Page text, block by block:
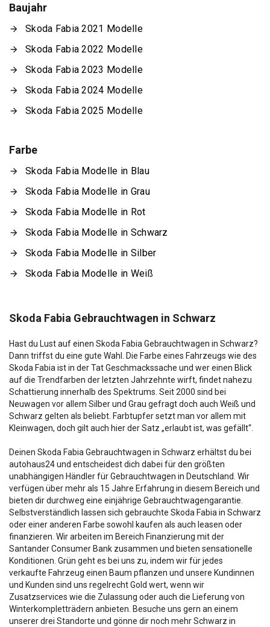
Baujahr
Skoda Fabia 2021 Modelle
Skoda Fabia 2022 Modelle
Skoda Fabia 2023 Modelle
Skoda Fabia 2024 Modelle
Skoda Fabia 2025 Modelle
Farbe
Skoda Fabia Modelle in Blau
Skoda Fabia Modelle in Grau
Skoda Fabia Modelle in Rot
Skoda Fabia Modelle in Schwarz
Skoda Fabia Modelle in Silber
Skoda Fabia Modelle in Weiß
Skoda Fabia Gebrauchtwagen in Schwarz
Hast du Lust auf einen Skoda Fabia Gebrauchtwagen in Schwarz?
Dann triffst du eine gute Wahl. Die Farbe eines Fahrzeugs wie des
Skoda Fabia ist in der Tat Geschmackssache und wer einen Blick
auf die Trendfarben der letzten Jahrzehnte wirft, findet nahezu
Schattierung innerhalb des Spektrums. Seit 2000 sind bei
Neuwagen vor allem Silber und Grau gefragt doch auch Weiß und
Schwarz gelten als beliebt. Farbtupfer setzt man vor allem mit
Kleinwagen, doch gilt auch hier der Satz „erlaubt ist, was gefällt“.
Deinen Skoda Fabia Gebrauchtwagen in Schwarz erhältst du bei
autohaus24 und entscheidest dich dabei für den größten
unabhängigen Händler für Gebrauchtwagen in Deutschland. Wir
verfügen über mehr als 15 Jahre Erfahrung in diesem Bereich und
bieten dir durchweg eine einjährige Gebrauchtwagengarantie.
Selbstverständlich lassen sich gebrauchte Skoda Fabia in Schwarz
oder einer anderen Farbe sowohl kaufen als auch leasen oder
finanzieren. Wir arbeiten im Bereich Finanzierung mit der
Santander Consumer Bank zusammen und bieten sensationelle
Konditionen. Grün geht es bei uns zu, indem wir für jedes
verkaufte Fahrzeug einen Baum pflanzen und unsere Kundinnen
und Kunden sind uns regelrecht Gold wert, wenn wir
Zusatzservices wie die Zulassung oder auch die Lieferung von
Winterkompletträdern anbieten. Besuche uns gern an einem
unserer drei Standorte und gönne dir noch mehr Schwarz in